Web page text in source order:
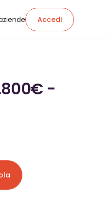
Accedi
-